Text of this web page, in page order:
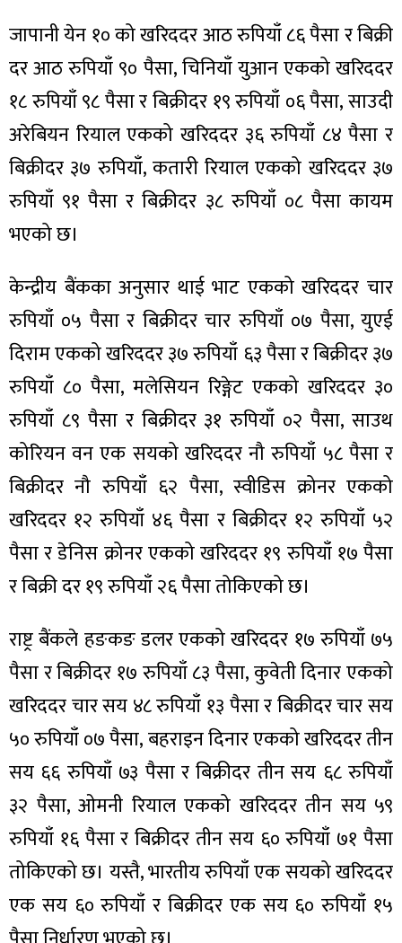
जापानी येन १० को खरिददर आठ रुपियाँ ८६ पैसा र बिक्री
दर आठ रुपियाँ ९० पैसा, चिनियाँ युआन एकको खरिददर
१८ रुपियाँ ९८ पैसा र बिक्रीदर १९ रुपियाँ ०६ पैसा, साउदी
अरेबियन रियाल एकको खरिददर ३६ रुपियाँ ८४ पैसा र
बिक्रीदर ३७ रुपियाँ, कतारी रियाल एकको खरिददर ३७
रुपियाँ ९१ पैसा र बिक्रीदर ३८ रुपियाँ ०८ पैसा कायम
भएको छ।
केन्द्रीय बैंकका अनुसार थाई भाट एकको खरिददर चार
रुपियाँ ०५ पैसा र बिक्रीदर चार रुपियाँ ०७ पैसा, युएई
दिराम एकको खरिददर ३७ रुपियाँ ६३ पैसा र बिक्रीदर ३७
रुपियाँ ८० पैसा, मलेसियन रिङ्गेट एकको खरिददर ३०
रुपियाँ ८९ पैसा र बिक्रीदर ३१ रुपियाँ ०२ पैसा, साउथ
कोरियन वन एक सयको खरिददर नौ रुपियाँ ५८ पैसा र
बिक्रीदर नौ रुपियाँ ६२ पैसा, स्वीडिस क्रोनर एकको
खरिददर १२ रुपियाँ ४६ पैसा र बिक्रीदर १२ रुपियाँ ५२
पैसा र डेनिस क्रोनर एकको खरिददर १९ रुपियाँ १७ पैसा
र बिक्री दर १९ रुपियाँ २६ पैसा तोकिएको छ।
राष्ट्र बैंकले हङकङ डलर एकको खरिददर १७ रुपियाँ ७५
पैसा र बिक्रीदर १७ रुपियाँ ८३ पैसा, कुवेती दिनार एकको
खरिददर चार सय ४८ रुपियाँ १३ पैसा र बिक्रीदर चार सय
५० रुपियाँ ०७ पैसा, बहराइन दिनार एकको खरिददर तीन
सय ६६ रुपियाँ ७३ पैसा र बिक्रीदर तीन सय ६८ रुपियाँ
३२ पैसा, ओमनी रियाल एकको खरिददर तीन सय ५९
रुपियाँ १६ पैसा र बिक्रीदर तीन सय ६० रुपियाँ ७१ पैसा
तोकिएको छ। यस्तै, भारतीय रुपियाँ एक सयको खरिददर
एक सय ६० रुपियाँ र बिक्रीदर एक सय ६० रुपियाँ १५